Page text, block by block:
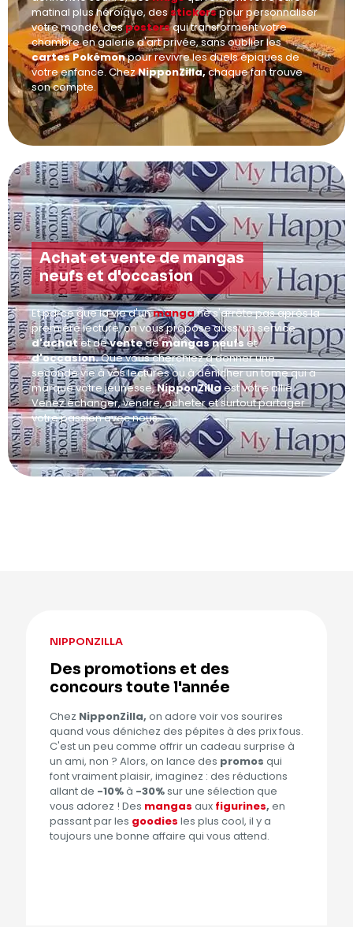
matinal plus héroïque, desstickerspour personnaliser
votre monde, despostersqui transforment votre
chambre en galerie d'art privée, sans oublier les
cartes Pokémonpour revivre les duels épiques de
votre enfance. ChezNipponZilla,chaque fan trouve
son compte.
Achat et vente de mangas
neufs et d'occasion
Et parce que la vie d'unmangane s'arrête pas après la
première lecture, on vous propose aussi un service
d'achatet deventedemangas neufs et
d'occasion.Que vous cherchiez à donner une
seconde vie à vos lectures ou à dénicher un tome qui a
marqué votre jeunesse,NipponZillaest votre allié.
Venez échanger, vendre, acheter et surtout partager
votre passion avec nous.
NIPPONZILLA
Des promotions et des
concours toute l'année
Chez NipponZilla, on adore voir vos sourires
quand vous dénichez des pépites à des prix fous.
C'est un peu comme offrir un cadeau surprise à
un ami, non ? Alors, on lance des promos qui
font vraiment plaisir, imaginez : des réductions
allant de -10%à -30%sur une sélection que
vous adorez ! Des mangas aux figurines, en
passant par les goodies les plus cool, il y a
toujours une bonne affaire qui vous attend.